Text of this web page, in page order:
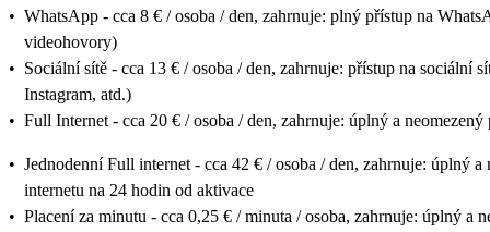
• WhatsApp - cca 8 € / osoba / den, zahrnuje: plný přístup na
videohovory)
• Sociální sítě - cca 13 € / osoba / den, zahrnuje: přístup na sociální
Instagram, atd.)
• Full Internet - cca 20 € / osoba / den, zahrnuje: úplný a
• Jednodenní Full internet - cca 42 € / osoba / den, zahrnuje: úplný a
internetu na 24 hodin od aktivace
• Placení za minutu - cca 0,25 € / minuta / osoba, zahrnuje: úplný a